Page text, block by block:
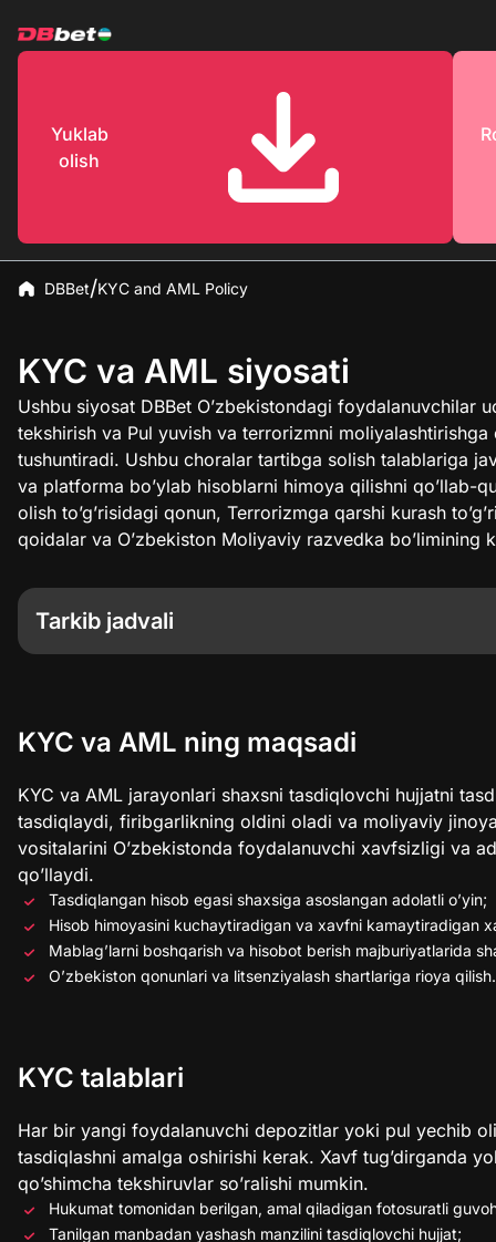
Yuklab
olish
DBBet KYC and AML Policy
KYC va AML siyosati
Ushbu siyosat DBBet O’zbekistondagi foydalanuvchilar
tekshirish va Pul yuvish va terrorizmni
tushuntiradi. Ushbu choralar tartibga solish talablariga
va platforma bo’ylab hisoblarni himoya qilishni qo’llab-
olish to’g’risidagi qonun, Terrorizmga qarshi kurash
qoidalar va O’zbekiston Moliyaviy razvedka bo’limining
Tarkib jadvali
AML choralari
Taqiqlangan faoliyatlar
Qoidalarga rioya qilmaslik oqibatlari
Foydalanuvchi majburiyatlari
Halol o’yin va shaffoflik
KYC va AML ning maqsadi
KYC va AML jarayonlari shaxsni tasdiqlovchi hujjatni
tasdiqlaydi, firibgarlikning oldini oladi va moliyaviy
vositalarini O’zbekistonda foydalanuvchi xavfsizligi va
qo’llaydi.
Tasdiqlangan hisob egasi shaxsiga asoslangan adolatli o’yin;
Hisob himoyasini kuchaytiradigan va xavfni kamaytiradigan
Mablag’larni boshqarish va hisobot berish majburiyatlarida
O’zbekiston qonunlari va litsenziyalash shartlariga rioya qilish.
KYC talablari
Har bir yangi foydalanuvchi depozitlar yoki pul yechib
tasdiqlashni amalga oshirishi kerak. Xavf tug’dirganda
qo’shimcha tekshiruvlar so’ralishi mumkin.
Hukumat tomonidan berilgan, amal qiladigan fotosuratli
Tanilgan manbadan yashash manzilini tasdiqlovchi hujjat;